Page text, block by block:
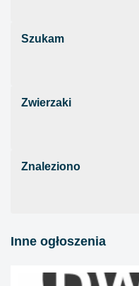
Szukam
Zwierzaki
Znaleziono
Inne ogłoszenia